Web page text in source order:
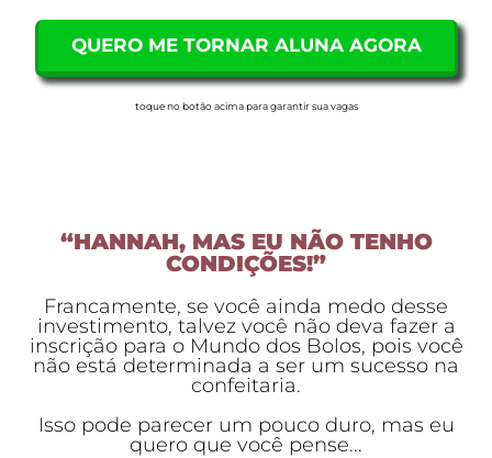
QUERO ME TORNAR ALUNA AGORA
toque no botão acima para garantir sua vagas
“HANNAH, MAS EU NÃO TENHO
CONDIÇÕES!”
Francamente, se você ainda medo desse
investimento, talvez você não deva fazer a
inscrição para o Mundo dos Bolos, pois você
não está determinada a ser um sucesso na
confeitaria.
Isso pode parecer um pouco duro, mas eu
quero que você pense...